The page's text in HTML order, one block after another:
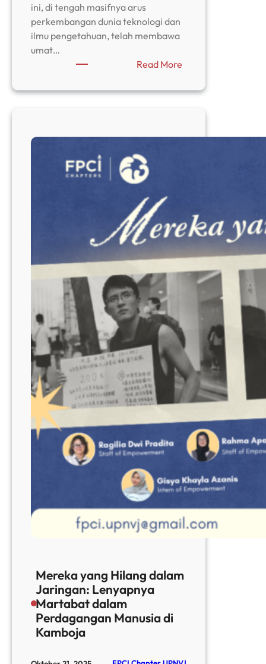
ini, di tengah masifnya arus
perkembangan dunia teknologi dan
ilmu pengetahuan, telah membawa
umat…
Read More
Law
Age
dan
Kemanusiaan
di
Perang
Mereka yang Hilang dalam
Jaringan: Lenyapnya
Martabat dalam
Perdagangan Manusia di
Kamboja